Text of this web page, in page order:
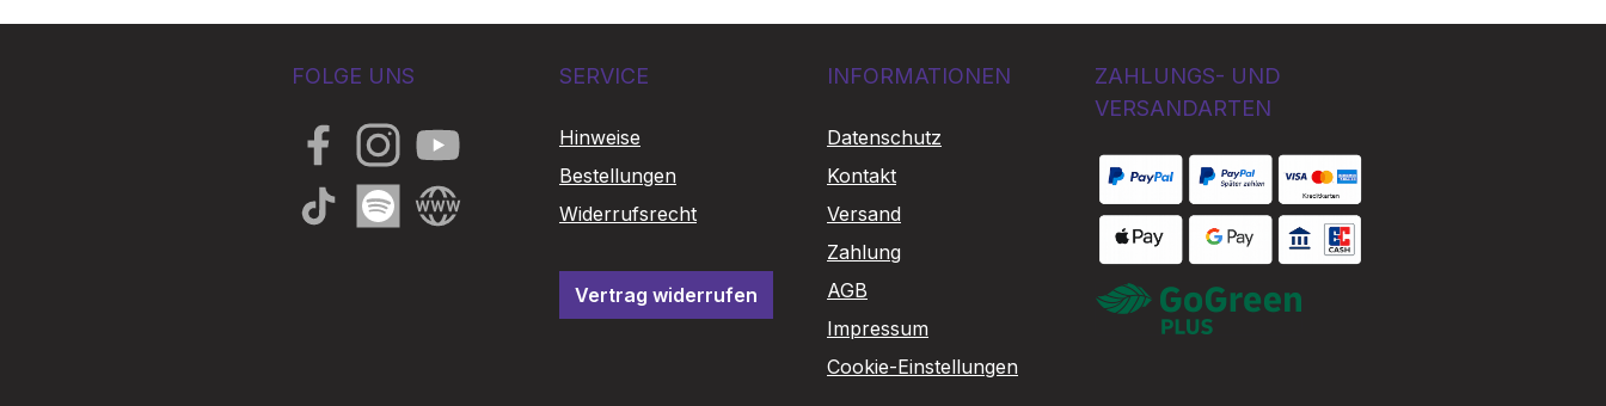
FOLGE UNS
FacebookInstagramYouTube
TikTok Spotify Website
SERVICE
Hinweise
Bestellungen
Widerrufsrecht
Vertrag widerrufen
INFORMATIONEN
Datenschutz
Kontakt
Versand
Zahlung
AGB
Impressum
Cookie-Einstellungen
ZAHLUNGS- UND
VERSANDARTEN
Bezahlung per